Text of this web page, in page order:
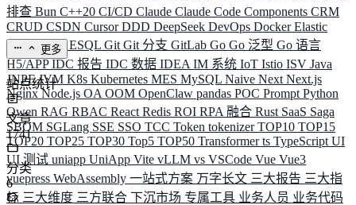
排查 Bun C++20 CI/CD Claude Claude Code Components CRM
CRUD CSDN CursorDDD DeepSeek DevOps DockerElastic
ELK ElysiaESQL Git Git 分支 GitLab Go Go 泛型 Go 语言
H5/APPIDC 报告 IDC 数据 IDEA IM 系统 IoT Istio ISV Java
JNPFJVM K8s Kubernetes MES MySQL Naive Next Next.js
NginxNode.js OA OOM OpenClaw pandas POC Prompt Python
Qwen RAG RBAC React Redis ROI RPA 融合 Rust SaaS Saga
SBOM SGLang SSE SSO TCC Token tokenizerTOP10 TOP15
TOP20 TOP25 TOP30 Top5 TOP50 Transformerts TypeScript UI
UI 测试 uniapp UniApp Vite vLLM vs VSCode Vue Vue3
vuepress WebAssembly 一站式方案 万字长文 三大报告 三大指
标 三大维度 三方联合 下沉市场 专属工具 业务人员 业务代码
更多
站点统计
文章
1741
分类
6